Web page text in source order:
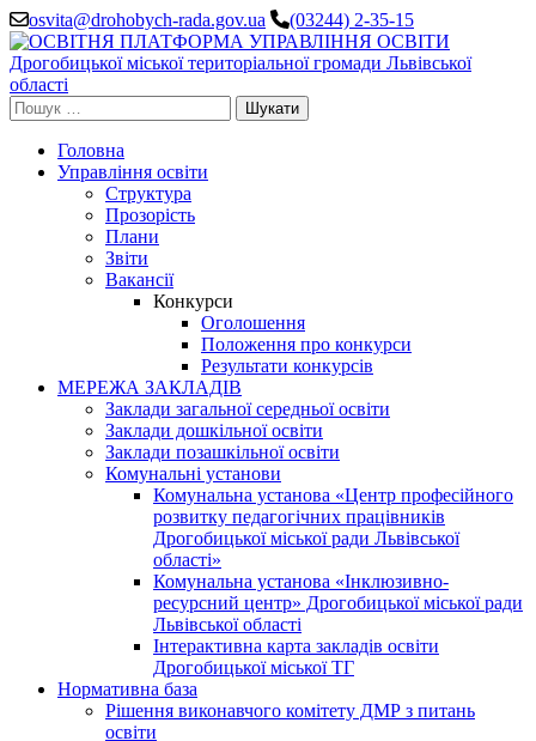
Перейти
до
вмісту
(натисніть
Enter)
osvita@drohobych-rada.gov.ua (03244) 2-35-15
Пошук:
Головна
Управління освіти
Структура
Прозорість
Плани
Звіти
Вакансії
Конкурси
Оголошення
Положення про конкурси
Результати конкурсів
МЕРЕЖА ЗАКЛАДІВ
Заклади загальної середньої освіти
Заклади дошкільної освіти
Заклади позашкільної освіти
Комунальні установи
Комунальна установа «Центр професійного
розвитку педагогічних працівників
Дрогобицької міської ради Львівської
області»
Комунальна установа «Інклюзивно-
ресурсний центр» Дрогобицької міської ради
Львівської області
Інтерактивна карта закладів освіти
Дрогобицької міської ТГ
Нормативна база
Рішення виконавчого комітету ДМР з питань
освіти